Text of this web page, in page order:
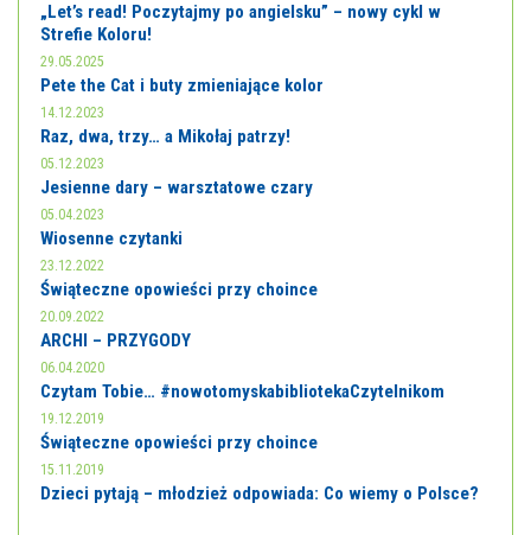
„Let’s read! Poczytajmy po angielsku” – nowy cykl w
Strefie Koloru!
29.05.2025
Pete the Cat i buty zmieniające kolor
14.12.2023
Raz, dwa, trzy… a Mikołaj patrzy!
05.12.2023
Jesienne dary – warsztatowe czary
05.04.2023
Wiosenne czytanki
23.12.2022
Świąteczne opowieści przy choince
20.09.2022
ARCHI – PRZYGODY
06.04.2020
Czytam Tobie… #nowotomyskabibliotekaCzytelnikom
19.12.2019
Świąteczne opowieści przy choince
15.11.2019
Dzieci pytają – młodzież odpowiada: Co wiemy o Polsce?